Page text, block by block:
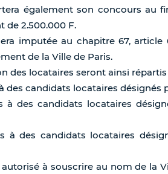
également son concours au
de 2.500.000 F.
imputée au chapitre 67, article
de la Ville de Paris.
des locataires seront ainsi répartis
des candidats locataires désignés
à des candidats locataires
à des candidats locataires
à souscrire au nom de la